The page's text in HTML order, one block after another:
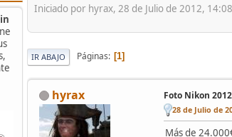
Iniciado por hyrax, 28 de Julio de 2012,
IR ABAJO Páginas 1
hyrax Foto Nikon 2012
28 de Julio de
Más de